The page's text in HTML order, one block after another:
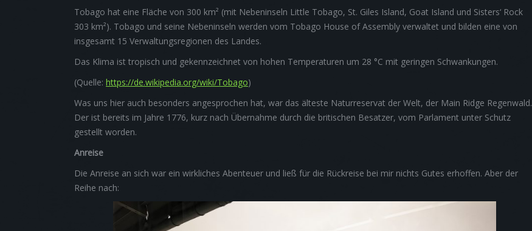
Tobago hat eine Fläche von 300 km² (mit Nebeninseln Little Tobago, St. Giles Island, Goat Island und Sisters‘ Rock
303 km²). Tobago und seine Nebeninseln werden vom Tobago House of Assembly verwaltet und bilden eine von
insgesamt 15 Verwaltungsregionen des Landes.
Das Klima ist tropisch und gekennzeichnet von hohen Temperaturen um 28 °C mit geringen Schwankungen.
(Quelle: https://de.wikipedia.org/wiki/Tobago)
Was uns hier auch besonders angesprochen hat, war das älteste Naturreservat der Welt, der Main Ridge Regenwald.
Der ist bereits im Jahre 1776, kurz nach Übernahme durch die britischen Besatzer, vom Parlament unter Schutz
gestellt worden.
Anreise
Die Anreise an sich war ein wirkliches Abenteuer und ließ für die Rückreise bei mir nichts Gutes erhoffen. Aber der
Reihe nach: